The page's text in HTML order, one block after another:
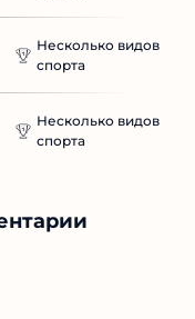
Несколько видов
спорта
Несколько видов
спорта